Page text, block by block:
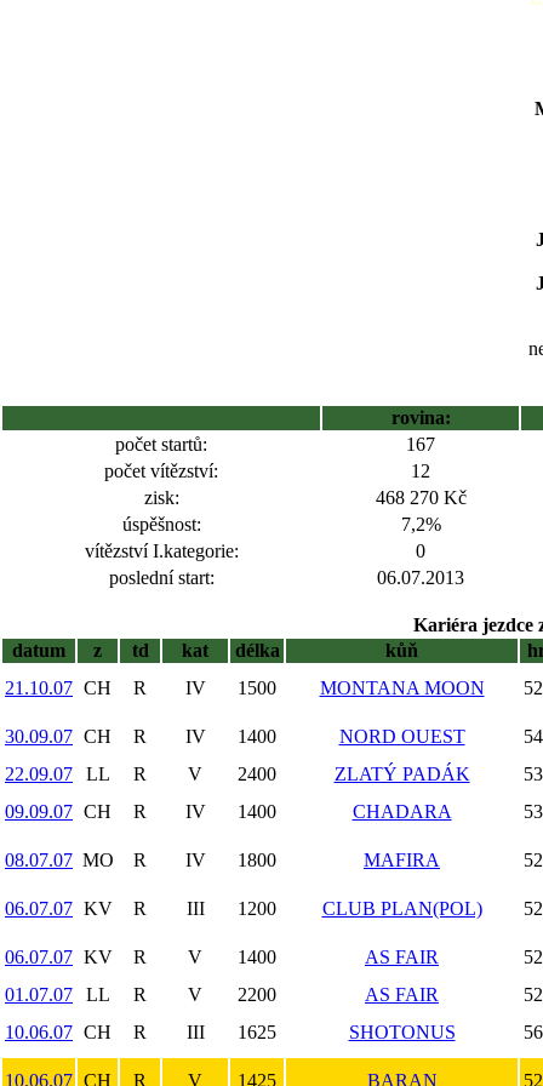
rovina:
počet startů:
167
počet vítězství:
12
zisk:
468 270 Kč
úspěšnost:
7,2%
vítězství I.kategorie:
0
poslední start:
06.07.2013
Kariéra jezdce
datum
z td kat délka kůň
21.10.07 CH R IV 1500 MONTANA MOON
30.09.07 CH R IV 1400 NORD OUEST
22.09.07
LL R V 2400 ZLATÝ PADÁK
09.09.07 CH R IV 1400 CHADARA
08.07.07 MO R IV 1800 MAFIRA
06.07.07 KV R III 1200 CLUB PLAN(POL)
06.07.07 KV R V 1400 AS FAIR
01.07.07
LL R V 2200 AS FAIR
10.06.07 CH R III 1625 SHOTONUS
10.06.07 CH R V 1425 BARAN